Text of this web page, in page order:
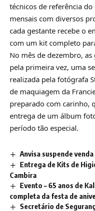
técnicos de referência
mensais com diversos
cada gestante recebe o
com um kit completo
No mês de dezembro,
pela primeira vez, uma
realizada pela fotógrafa
de maquiagem da
preparado com carinho,
entrega de um álbum
período tão especial.
Anvisa suspende
Entrega de Kits de
Cambira
Evento – 65 anos de
completa da festa de
Secretário de